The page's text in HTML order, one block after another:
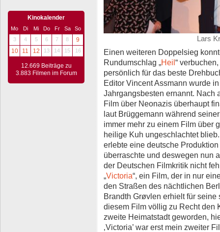
Kinokalender
Mo Di Mi Do Fr Sa
So
3
4 5 6 7 8
9
10
11 12 13 14 15 16
12.669 Beiträge zu
3.883 Filmen im Forum
Lars
Einen weiteren Doppelsieg
Rundumschlag „ Heil“
persönlich für das beste
Editor Vincent Assmann wurde
Jahrgangsbesten ernannt. Nach
Film über Neonazis überhaupt
laut Brüggemann während
immer mehr zu einem Film über
heilige Kuh ungeschlachtet
erlebte eine deutsche
überraschte und deswegen nun
der Deutschen Filmkritik nicht
Victoria“, ein Film, der in nur
den Straßen des nächtlichen
Brandth Grøvlen erhielt für
diesem Film völlig zu Recht den
zweite Heimatstadt geworden,
‚Victoria’ war erst mein zweiter